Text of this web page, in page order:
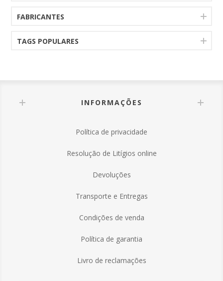
FABRICANTES
TAGS POPULARES
INFORMAÇÕES
Política de privacidade
Resolução de Litígios online
Devoluções
Transporte e Entregas
Condições de venda
Política de garantia
Livro de reclamações